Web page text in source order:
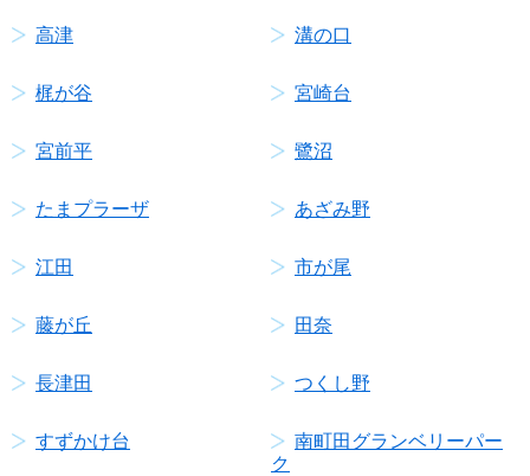
高津 溝の口
梶が谷 宮崎台
宮前平 鷺沼
たまプラーザ あざみ野
江田 市が尾
藤が丘 田奈
長津田 つくし野
すずかけ台
南町田グランベリーパー
ク